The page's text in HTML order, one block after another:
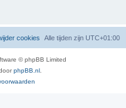
Alle tijden zijn UTC+01:00
cookies
© phpBB Limited
phpBB.nl